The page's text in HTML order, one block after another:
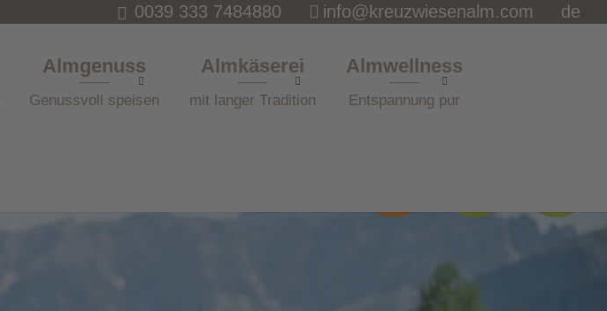
0039 333 7484880 info@kreuzwiesenalm.com de
Almgenuss
Genussvoll speisen
Almkäserei
mit langer Tradition
Almwellness
Entspannung pur